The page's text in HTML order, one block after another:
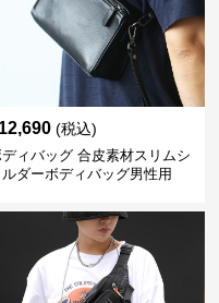
(税込)
ィバッグ 合皮素材スリムシ
ルダーボディバッグ男性用